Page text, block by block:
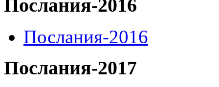
Послания-2016
Послания-2016
Послания-2017